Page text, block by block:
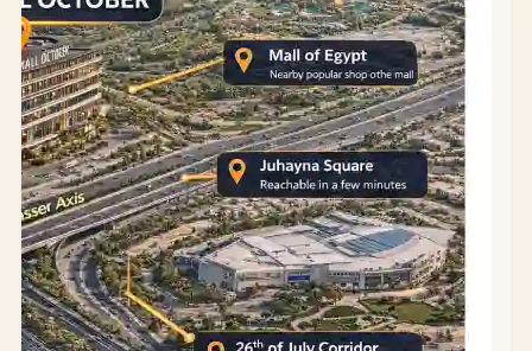
49متر
مكتب
اداري
5,145,000
جنيه مصري
500,000
ألف